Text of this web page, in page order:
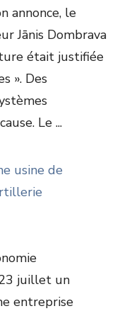
annonce, le
Jānis Dombrava
était justifiée
». Des
Le ...
usine de
juillet un
entreprise